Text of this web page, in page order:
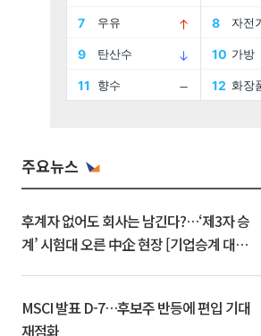
주요뉴스
후계자 없어도 회사는 남긴다?…‘제3자 승
계’ 시험대 오른 中企 현장 [기업승계 대전
MSCI 발표 D-7…후보주 반등에 편입 기대
재점화